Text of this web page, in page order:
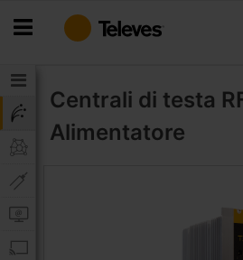
al
Centrali di testa
Alimentatore